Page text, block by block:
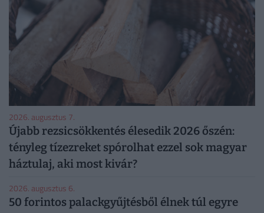
2026. augusztus 7.
Újabb rezsicsökkentés élesedik 2026 őszén:
tényleg tízezreket spórolhat ezzel sok magyar
háztulaj, aki most kivár?
2026. augusztus 6.
50 forintos palackgyűjtésből élnek túl egyre